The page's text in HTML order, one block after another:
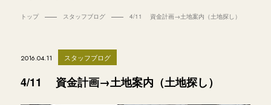
トップ スタッフブログ 4/11 資金計画→土地案内（土地探し）
2016.04.11 スタッフブログ
4/11 資金計画→土地案内（土地探し）